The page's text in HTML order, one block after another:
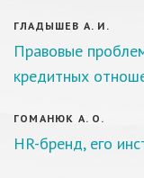
ГЛАДЫШЕВ А. И.
Правовые
кредитных
ГОМАНЮК А. О.
HR-бренд, его